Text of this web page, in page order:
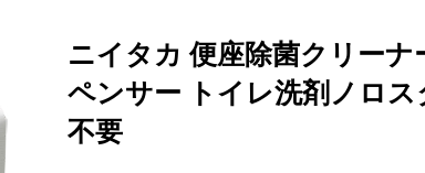
ニイタカ 便座除菌クリーナ
ペンサー トイレ洗剤ノロス
不要